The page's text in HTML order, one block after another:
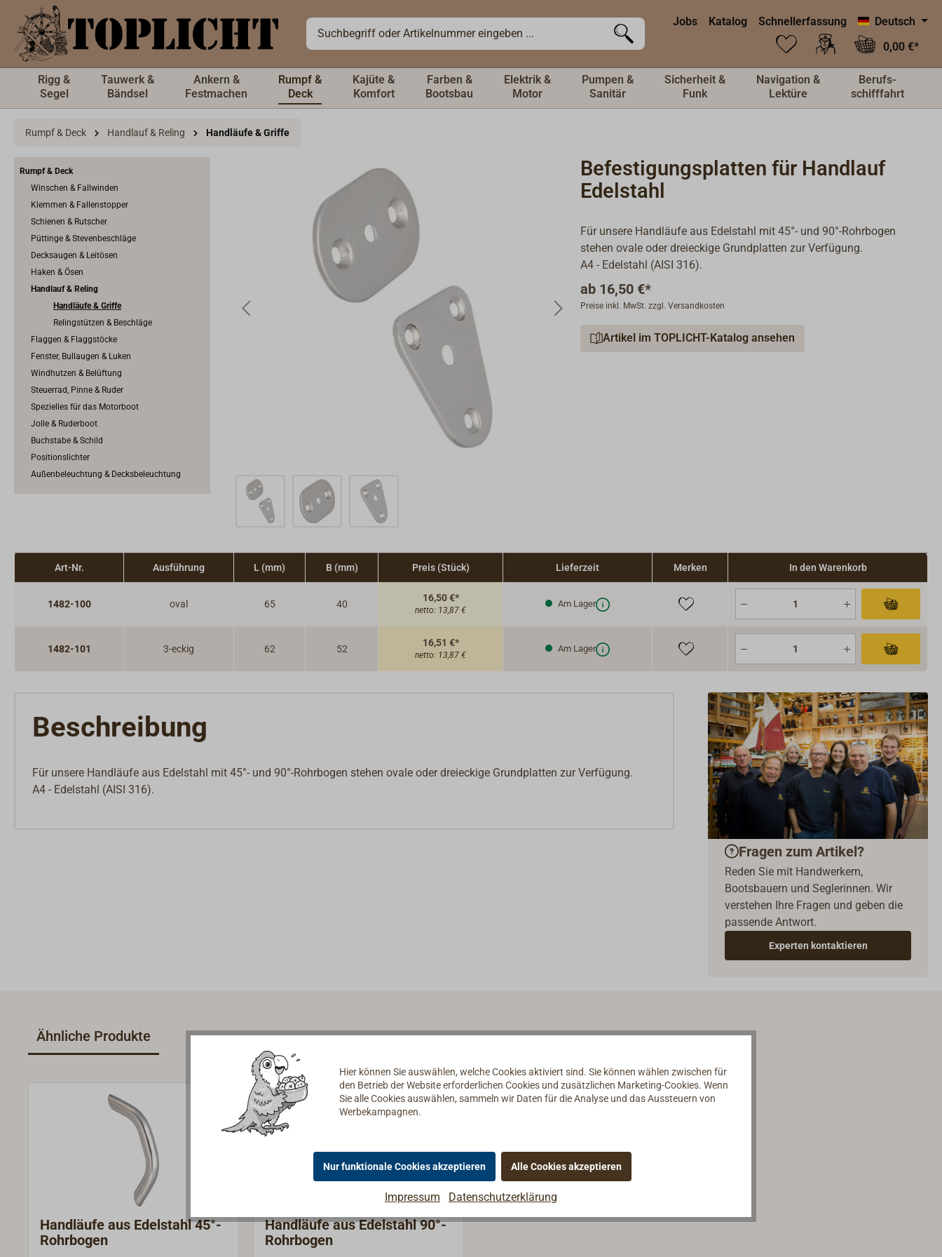
springen Jobs Katalog Schnellerfassung
Deutsch
0,00 €*
Rigg &
Segel
Tauwerk &
Bändsel
Ankern &
Festmachen
Rumpf &
Deck
Kajüte &
Komfort
Farben &
Bootsbau
Elektrik &
Motor
Pumpen &
Sanitär
Sicherheit &
Funk
Navigation &
Lektüre
Berufs-
schifffahrt
Rumpf & Deck Handlauf & Reling Handläufe & Griffe
Rumpf & Deck
Winschen & Fallwinden
Klemmen & Fallenstopper
Schienen & Rutscher
Püttinge & Stevenbeschläge
Decksaugen & Leitösen
Haken & Ösen
Handlauf & Reling
Handläufe & Griffe
Relingstützen & Beschläge
Flaggen & Flaggstöcke
Fenster, Bullaugen & Luken
Windhutzen & Belüftung
Steuerrad, Pinne & Ruder
Spezielles für das Motorboot
Jolle & Ruderboot
Buchstabe & Schild
Positionslichter
Außenbeleuchtung & Decksbeleuchtung
Befestigungsplatten für Handlauf
Edelstahl
Für unsere Handläufe aus Edelstahl mit 45°- und 90°-Rohrbogen
stehen ovale oder dreieckige Grundplatten zur Verfügung.
A4 - Edelstahl (AISI 316).
ab 16,50 €*
Preise inkl. MwSt. zzgl. Versandkosten
Artikel im TOPLICHT-Katalog ansehen
Art-Nr. Ausführung L (mm) B (mm) Preis (Stück) Lieferzeit Merken In den Warenkorb
1482-100 oval 65 40
16,50 €*
netto: 13,87 €
Am Lager
1482-101 3-eckig 62 52
16,51 €*
netto: 13,87 €
Am Lager
Beschreibung
Für unsere Handläufe aus Edelstahl mit 45°- und 90°-Rohrbogen stehen ovale oder dreieckige Grundplatten zur Verfügung.
A4 - Edelstahl (AISI 316).
Fragen zum Artikel?
Reden Sie mit Handwerkern,
Bootsbauern und Seglerinnen. Wir
verstehen Ihre Fragen und geben die
passende Antwort.
Experten kontaktieren
Ähnliche Produkte
Handläufe aus Edelstahl 45°-
Rohrbogen
Handläufe aus Edelstahl 90°-
Rohrbogen
Hier können Sie auswählen, welche Cookies aktiviert sind. Sie können wählen zwischen für
den Betrieb der Website erforderlichen Cookies und zusätzlichen Marketing-Cookies. Wenn
Sie alle Cookies auswählen, sammeln wir Daten für die Analyse und das Aussteuern von
Werbekampagnen.
Nur funktionale Cookies akzeptieren Alle Cookies akzeptieren
Impressum Datenschutzerklärung